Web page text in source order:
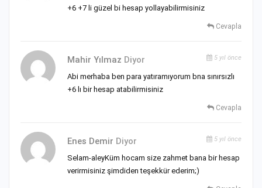
+6 +7 li güzel bi hesap yollayabilirmisiniz
Cevapla
Mahir Yılmaz Diyor 5 yıl önce
Abi merhaba ben para yatıramıyorum bna sınırsızlı
+6 lı bir hesap atabilirmisiniz
Cevapla
Enes Demir Diyor 5 yıl önce
Selam-aleyKüm hocam size zahmet bana bir hesap
verirmisiniz şimdiden teşekkür ederim;)